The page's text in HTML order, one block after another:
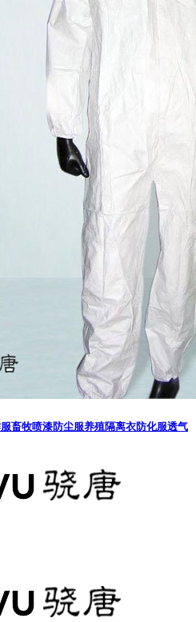
畜牧喷漆防尘服养殖隔离衣防化服透气